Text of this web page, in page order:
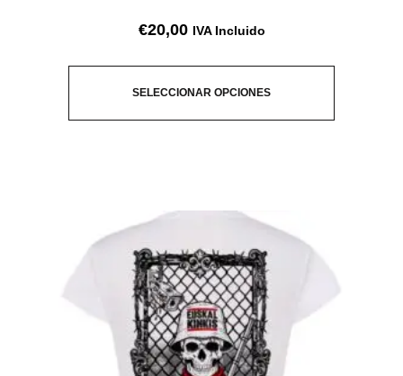
€20,00 IVA Incluido
SELECCIONAR OPCIONES